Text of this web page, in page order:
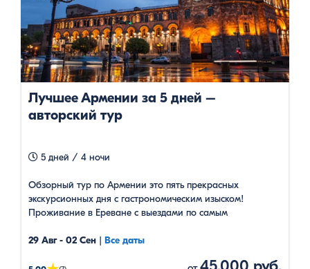
Лучшее Армении за 5 дней –
авторский тур
5 дней / 4 ночи
Обзорный тур по Армении это пять прекрасных
экскурсионных дня с гастрономическим изыском!
Проживание в Ереване с выездами по самым
гарантированными датами.
29 Авг - 02 Сен Все даты